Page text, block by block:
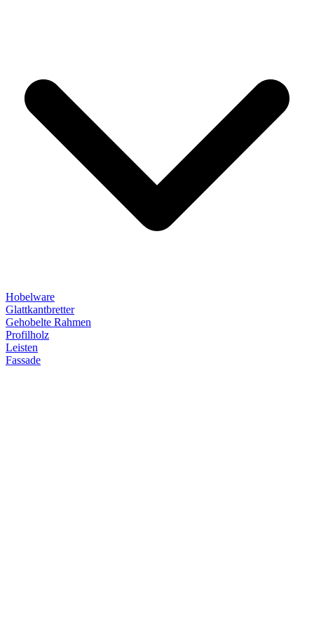
Hobelware
Glattkantbretter
Gehobelte Rahmen
Profilholz
Leisten
Fassade